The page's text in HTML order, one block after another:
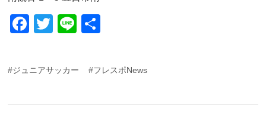
F
c
e
b
T
er
Li
#ジュニアサッカー #フレスポNews